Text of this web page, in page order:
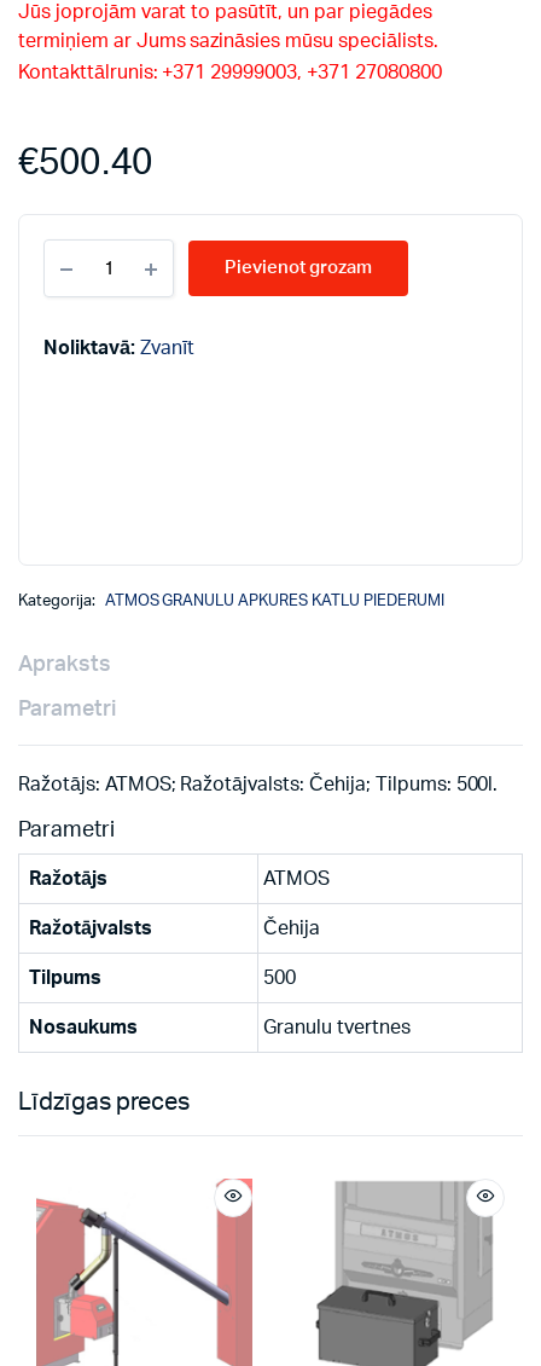
Jūs joprojām varat to pasūtīt, un par piegādes
termiņiem ar Jums sazināsies mūsu speciālists.
Kontakttālrunis: +371 29999003, +371 27080800
€500.40
tvertne
granulām
quantity
Pievienot grozam
Noliktavā: Zvanīt
Kategorija: ATMOS GRANULU APKURES KATLU PIEDERUMI
Apraksts
Parametri
Ražotājs: ATMOS; Ražotājvalsts: Čehija; Tilpums: 500l.
Parametri
Ražotājs ATMOS
Ražotājvalsts Čehija
Tilpums 500
Nosaukums Granulu tvertnes
Līdzīgas preces